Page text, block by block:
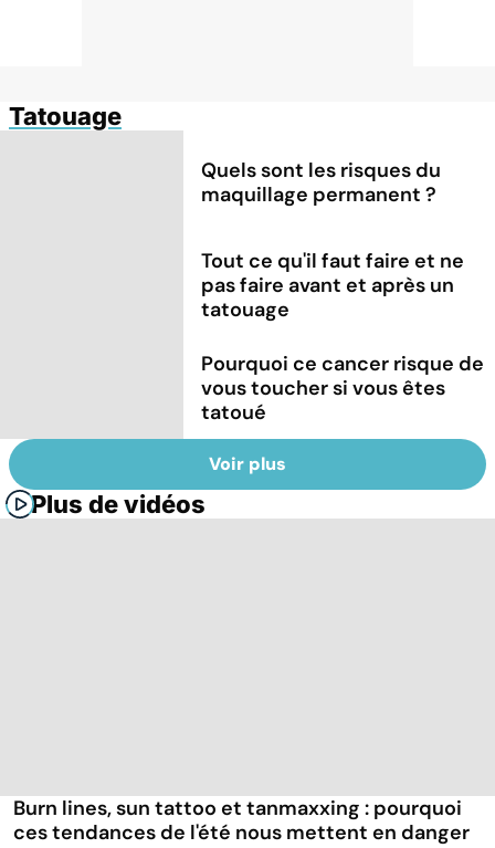
Tatouage
Quels sont les risques du
maquillage permanent ?
Tout ce qu'il faut faire et ne
pas faire avant et après un
tatouage
Pourquoi ce cancer risque de
vous toucher si vous êtes
tatoué
Voir plus
Plus de vidéos
Burn lines, sun tattoo et tanmaxxing : pourquoi
ces tendances de l'été nous mettent en danger